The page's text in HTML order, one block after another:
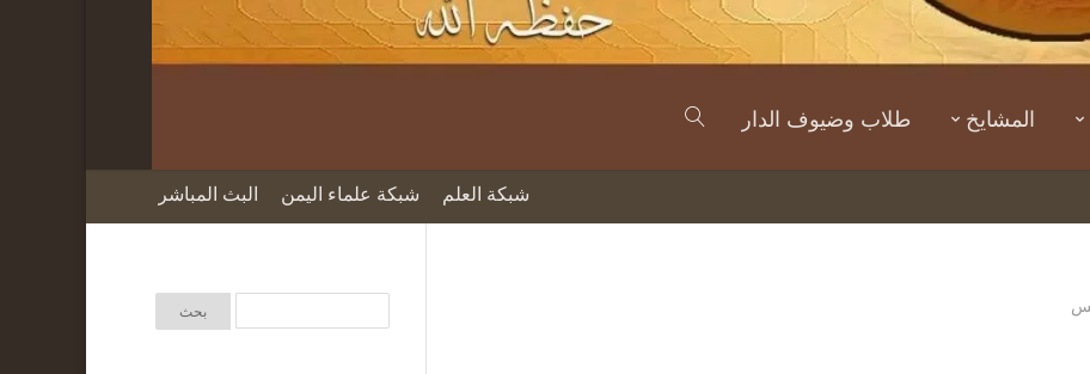
المشايخ طلاب وضيوف الدار
شبكة العلم شبكة علماء اليمن البث المباشر